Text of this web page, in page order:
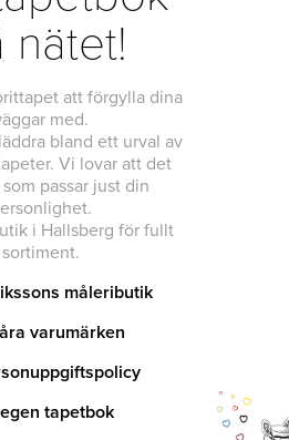
nätet!
att förgylla dina
med.
bland ett urval av
Vi lovar att det
passar just din
i Hallsberg för fullt
sortiment.
måleributik
varumärken
tapetbok